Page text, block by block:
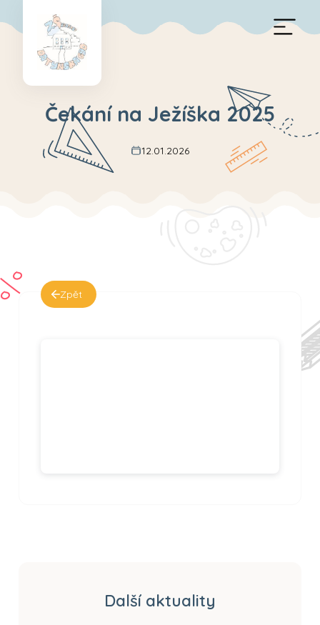
Čekání na Ježíška 2025
12.01.2026
Zpět
Další aktuality